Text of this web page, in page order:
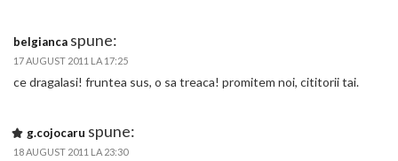
belgianca spune:
17 AUGUST 2011 LA 17:25
ce dragalasi! fruntea sus, o sa treaca! promitem noi, cititorii tai.
g.cojocaru spune:
18 AUGUST 2011 LA 23:30